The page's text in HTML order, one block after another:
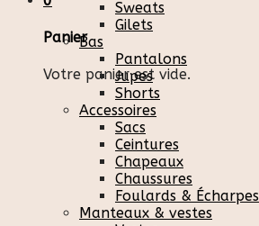
Panier
Votre panier est vide.
Sweats
Gilets
Bas
Pantalons
Jupes
Shorts
Accessoires
Sacs
Ceintures
Chapeaux
Chaussures
Foulards & Écharpes
Manteaux & vestes